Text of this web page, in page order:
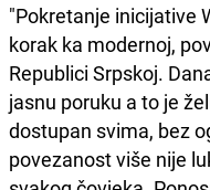
"Pokretanje inicijative
korak ka modernoj,
Republici Srpskoj.
jasnu poruku a to je
dostupan svima, bez
povezanost više nije